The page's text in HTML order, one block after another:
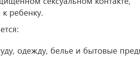
ребенку.
одежду, белье и бытовые